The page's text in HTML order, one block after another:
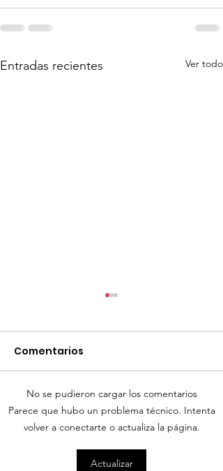
Entradas recientes Ver todo
TourTravelynByFraveo
participó en la
capacitación vía
Comentarios
No se pudieron cargar los comentarios
Parece que hubo un problema técnico. Intenta
volver a conectarte o actualiza la página.
Actualizar